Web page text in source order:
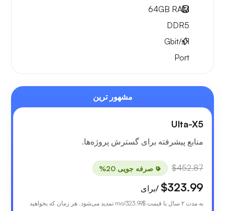
64GB RAM
DDR5
1
Gbit/s
Port
مشهور ترین
Ulta-X5
منابع پیشرفته برای گسترش پروژه‌ها.
$452.87 صرفه جویی 20%
$323.99 /برای
به مدت ۲ سال با قیمت $323.99
/mo تمدید می‌شود. هر زمان که بخواهید